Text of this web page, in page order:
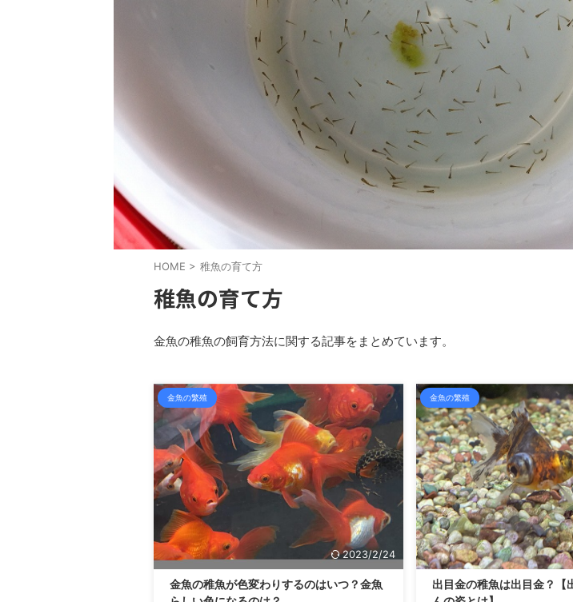
HOME > 稚魚の育て方
稚魚の育て方
金魚の稚魚の飼育方法に関する記事をまとめています。
金魚の繁殖
2023/2/24
金魚の稚魚が色変わりするのはいつ？金魚
金魚の繁殖
出目金の稚魚は出目金？【